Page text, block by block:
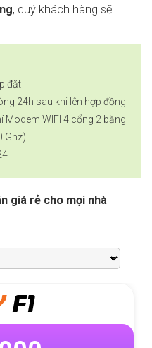
, quý khách hàng sẽ
đặt
24h sau khi lên hợp đồng
Modem WIFI 4 cổng 2 băng
Ghz)
giá rẻ cho mọi nhà
F1